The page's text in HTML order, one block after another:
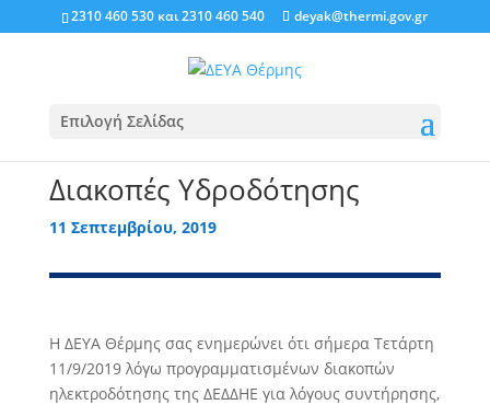
2310 460 530 και2310 460 540 deyak@thermi.gov.gr
Επιλογή Σελίδας
Διακοπές Υδροδότησης
11 Σεπτεμβρίου, 2019
Η ΔΕΥΑ Θέρμης σας ενημερώνει ότι σήμερα Τετάρτη
11/9/2019 λόγω προγραμματισμένων διακοπών
ηλεκτροδότησης της ΔΕΔΔΗΕ για λόγους συντήρησης,